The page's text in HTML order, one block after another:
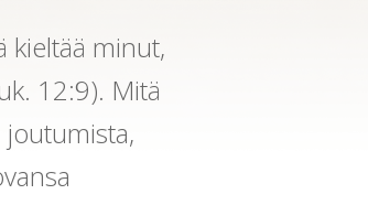
kieltää minut,
12:9). Mitä